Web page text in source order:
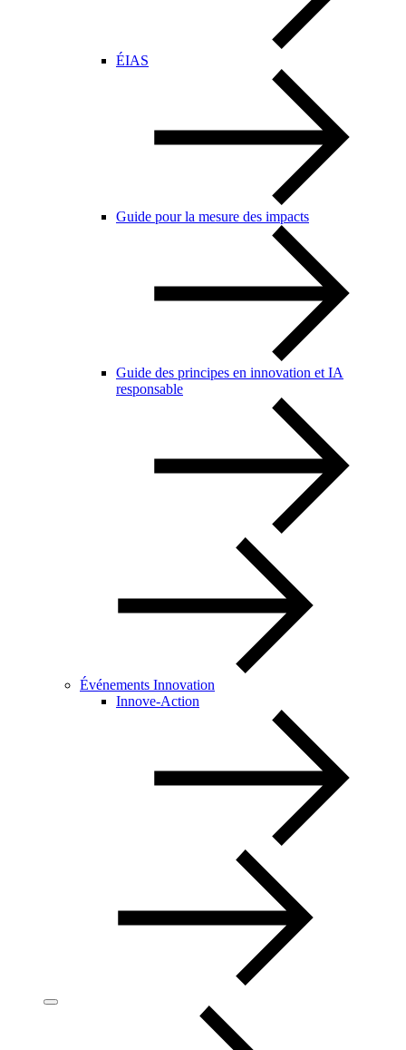
ÉIAS
Guide pour la mesure des impacts
Guide des principes en innovation et IA
responsable
Événements Innovation
Innove-Action